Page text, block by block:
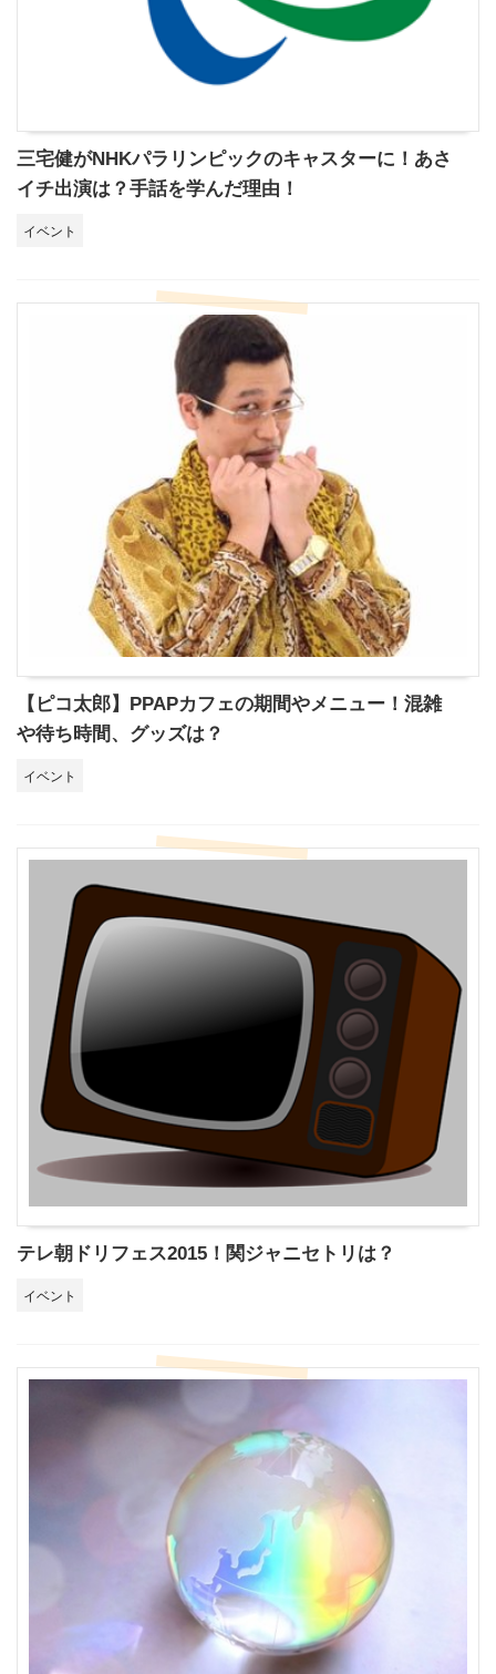
三宅健がNHKパラリンピックのキャスターに！あさ
イチ出演は？手話を学んだ理由！
イベント
【ピコ太郎】PPAPカフェの期間やメニュー！混雑
や待ち時間、グッズは？
イベント
テレ朝ドリフェス2015！関ジャニセトリは？
イベント